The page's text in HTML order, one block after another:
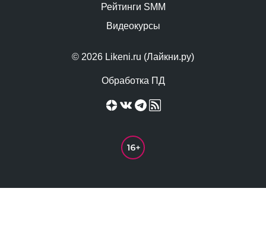
© 2026 Likeni.ru (Лайкни.ру)
Обработка ПД
Рейтинги SMM
Видеокурсы